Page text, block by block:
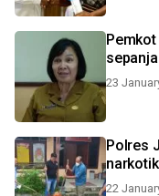
23
Polres
22